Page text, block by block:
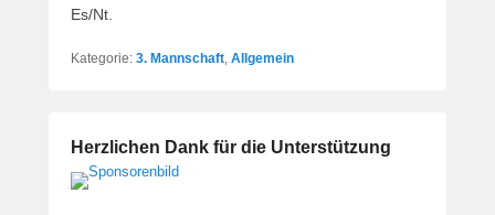
Es/Nt.
Kategorie: 3. Mannschaft, Allgemein
Herzlichen Dank für die Unterstützung